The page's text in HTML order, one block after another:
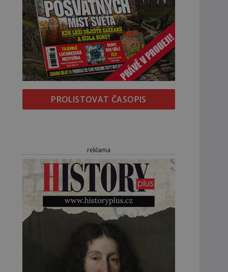
PROLISTOVAT ČASOPIS
reklama